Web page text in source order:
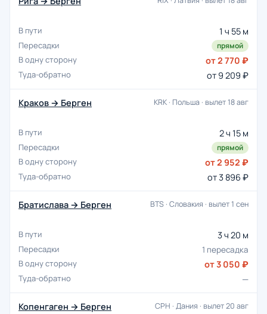
1 ч 55 м
прямой
от 2 770 ₽
от 9 209 ₽
Краков → Берген KRK · Польша · вылет 18 авг
2 ч 15 м
прямой
от 2 952 ₽
от 3 896 ₽
Братислава → Берген BTS · Словакия · вылет 1 сен
3 ч 20 м
1 пересадка
от 3 050 ₽
—
Копенгаген → Берген CPH · Дания · вылет 20 авг